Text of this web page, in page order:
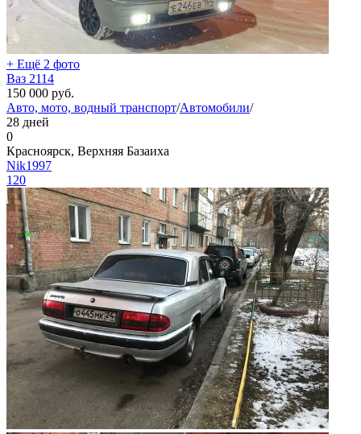
+ Ещё 2 фото
Ваз 2114
150 000 руб.
Авто, мото, водный транспорт/Автомобили/
28 дней
0
Красноярск, Верхняя Базаиха
Nik1997
120